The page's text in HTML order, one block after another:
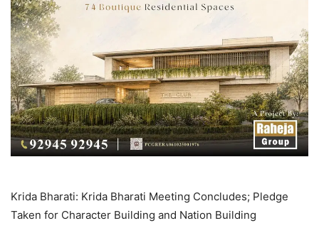
Krida Bharati: Krida Bharati Meeting Concludes; Pledge
Taken for Character Building and Nation Building